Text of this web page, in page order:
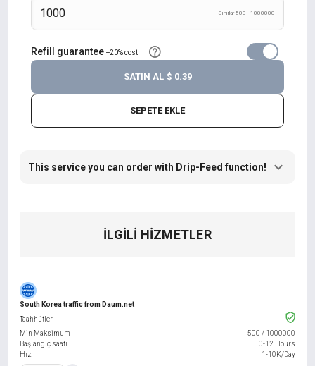
Sınırlar 500 - 1000000
Refill guarantee +20% cost
SEPETE EKLE
SATIN AL $ 0.39
This service you can order with Drip-Feed function!
İLGILI HIZMETLER
South Korea traffic from Daum.net
Taahhütler
Min Maksimum
500 / 1000000
Başlangıç saati
0-12 Hours
Hız
1-10K/Day